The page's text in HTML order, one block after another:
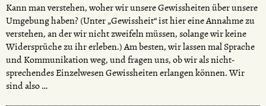
Kann man verstehen, woher wir unsere Gewissheiten über unsere
Umgebung haben? (Unter „Gewissheit“ ist hier eine Annahme zu
verstehen, an der wir nicht zweifeln müssen, solange wir keine
Widersprüche zu ihr erleben.) Am besten, wir lassen mal Sprache
und Kommunikation weg, und fragen uns, ob wir als nicht-
sprechendes Einzelwesen Gewissheiten erlangen können. Wir
sind also …